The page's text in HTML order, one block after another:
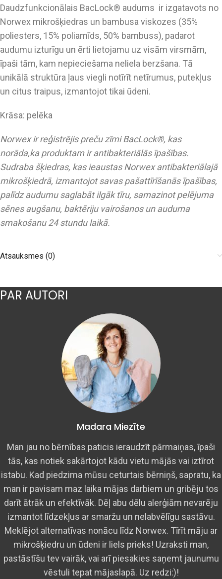
Daudzfunkcionālais BacLock® audums ir izgatavots no
Norwex mikrošķiedras un bambusa viskozes (35%
poliesters, 15% poliamīds, 50% bambuss), padarot
audumu izturīgu un ērti lietojamu uz visām virsmām,
īpaši tām, kam nepieciešama neliela berzšana. Tā
unikālā struktūra ļaus viegli notīrīt netīrumus, putekļus
un citus traipus, izmantojot tikai ūdeni.
Krāsa: pelēka
Norwex ir reģistrējis preču zīmi BacLock®, kas
norāda,ka produktam ir antibakteriālās īpašības.
Sudraba šķiedras, kas ieaustas Norwex antibakteriālajā
mikrošķiedrā, izmantojot savas pašattīrīšanās īpašības,
palīdz audumu saglabāt ilgāk tīru, samazinot pelējuma
sēnes augšanu, baktēriju vairošanos un auduma
smakošanu 24 stundu laikā.
Atsauksmes (0)
PAR AUTORI
Madara Miezīte
Man jau no bērnības paticis ieraudzīt pārmaiņas, īpaši
tās, kas notiek sakārtojot kādu vietu mājās vai iztīrot
istabu. Kad piedzima mūsu ceturtais bērniņš, sapratu, ka
man ir pavisam maz laika mājas darbiem un gribēju tos
darīt ātrāk un efektīvāk. Dēļ abu dēlu alerģiām nevarēju
izmantot līdzekļus ar smaržu un nelabvēlīgu sastāvu.
Meklējot alternatīvas nonācu līdz Norwex. Tīrīt māju ar
mikrošķiedru un ūdeni ir liels prieks! Uzraksti man,
pastāstīšu tev vairāk, vai arī piesakies saņemt jaunumu
vēstuli tepat mājaslapā. Uz redzi:)!